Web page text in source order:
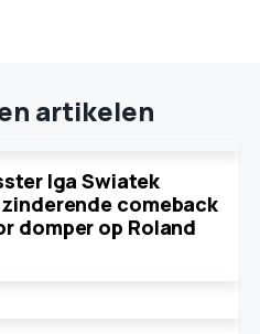
artikelen
Iga Swiatek
comeback
domper op Roland